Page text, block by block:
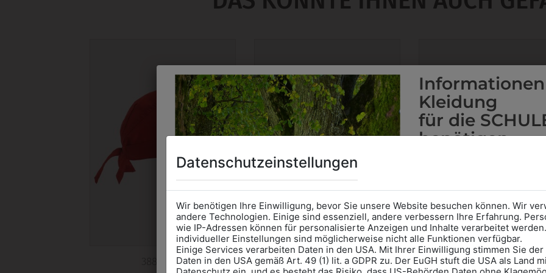
38841004 38841001 38841450
Datenschutzeinstellungen
Wir benötigen Ihre Einwilligung, bevor Sie unsere Website besuchen können. Wir
andere Technologien. Einige sind essenziell, andere verbessern Ihre Erfahrung.
wie IP-Adressen können für personalisierte Anzeigen und Inhalte verarbeitet
individueller Einstellungen sind möglicherweise nicht alle Funktionen verfügbar.
Einige Services verarbeiten Daten in den USA. Mit Ihrer Einwilligung stimmen Sie
Daten in den USA gemäß Art. 49 (1) lit. a GDPR zu. Der EuGH stuft die USA als Land
Kleidung
für die
benötigen
AnprobeVorort im
das Kalendersymbol.
Ohne Termin kann es zu
Bitte nehmen Sie eine
für Ihren Einkauf mit.
Wir freuen uns - Das